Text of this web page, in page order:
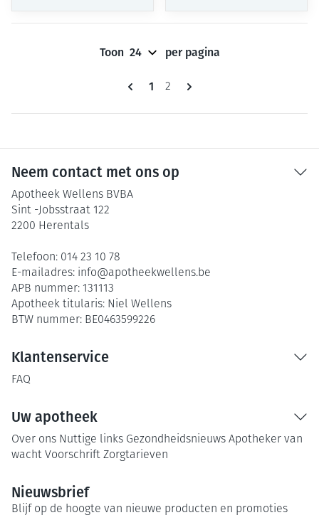
Pagina's
U lees momenteel pagina
1 Pagina
2
Toon per pagina
Neem contact met ons op
Apotheek Wellens BVBA
Sint -Jobsstraat 122
2200 Herentals
Telefoon: 014 23 10 78
E-mailadres: info@apotheekwellens.be
APB nummer: 131113
Apotheek titularis: Niel Wellens
BTW nummer: BE0463599226
Klantenservice
FAQ
Uw apotheek
Over ons Nuttige links Gezondheidsnieuws Apotheker van
wacht Voorschrift Zorgtarieven
Nieuwsbrief
Blijf op de hoogte van nieuwe producten en promoties